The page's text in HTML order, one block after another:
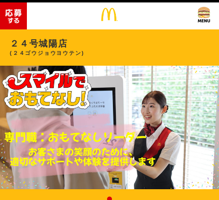
２４号城陽店
(２４ゴウジョウヨウテン)